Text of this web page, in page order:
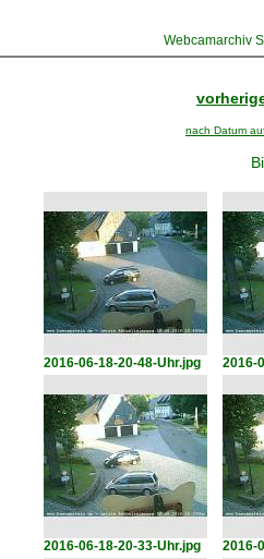
Webcamarchiv
nach Datum
2016-06-18-20-48-Uhr.jpg 2016-
2016-06-18-20-33-Uhr.jpg 2016-